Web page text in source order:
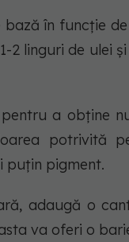
în funcție
2 linguri de ulei
a obține
potrivită
puțin pigment.
adaugă o
va oferi o